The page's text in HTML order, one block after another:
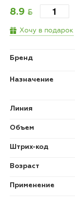
8.9 BYN
Хочу в подарок
Бренд
Назначение
Линия
Объем
Штрих-код
Возраст
Применение